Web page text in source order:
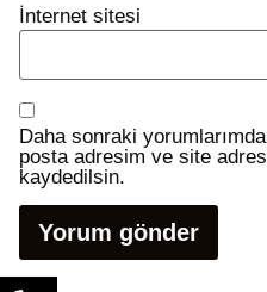
İnternet sitesi
Daha sonraki
posta adresim ve site
kaydedilsin.